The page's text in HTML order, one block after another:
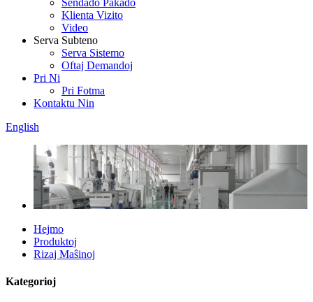
Sendado Pakado
Klienta Vizito
Video
Serva Subteno
Serva Sistemo
Oftaj Demandoj
Pri Ni
Pri Fotma
Kontaktu Nin
English
Hejmo
Produktoj
Rizaj Maŝinoj
Kategorioj